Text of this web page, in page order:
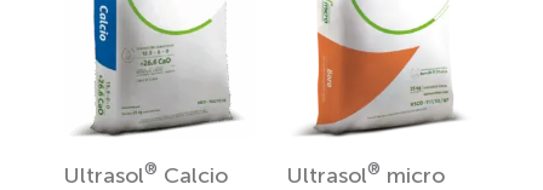
Ultrasol® Calcio Ultrasol® micro